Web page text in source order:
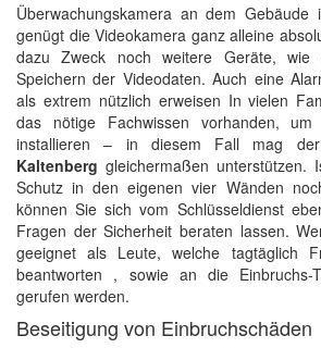
Überwachungskamera an dem Gebäude
genügt die Videokamera ganz alleine
dazu Zweck noch weitere Geräte, wie
Speichern der Videodaten. Auch eine
als extrem nützlich erweisen In vielen
das nötige Fachwissen vorhanden,
installieren – in diesem Fall mag der
Kaltenberg gleichermaßen unterstützen.
Schutz in den eigenen vier Wänden
können Sie sich vom Schlüsseldienst
Fragen der Sicherheit beraten lassen.
geeignet als Leute, welche tagtäglich
beantworten , sowie an die Einbruchs-
gerufen werden.
Beseitigung von Einbruchschäden